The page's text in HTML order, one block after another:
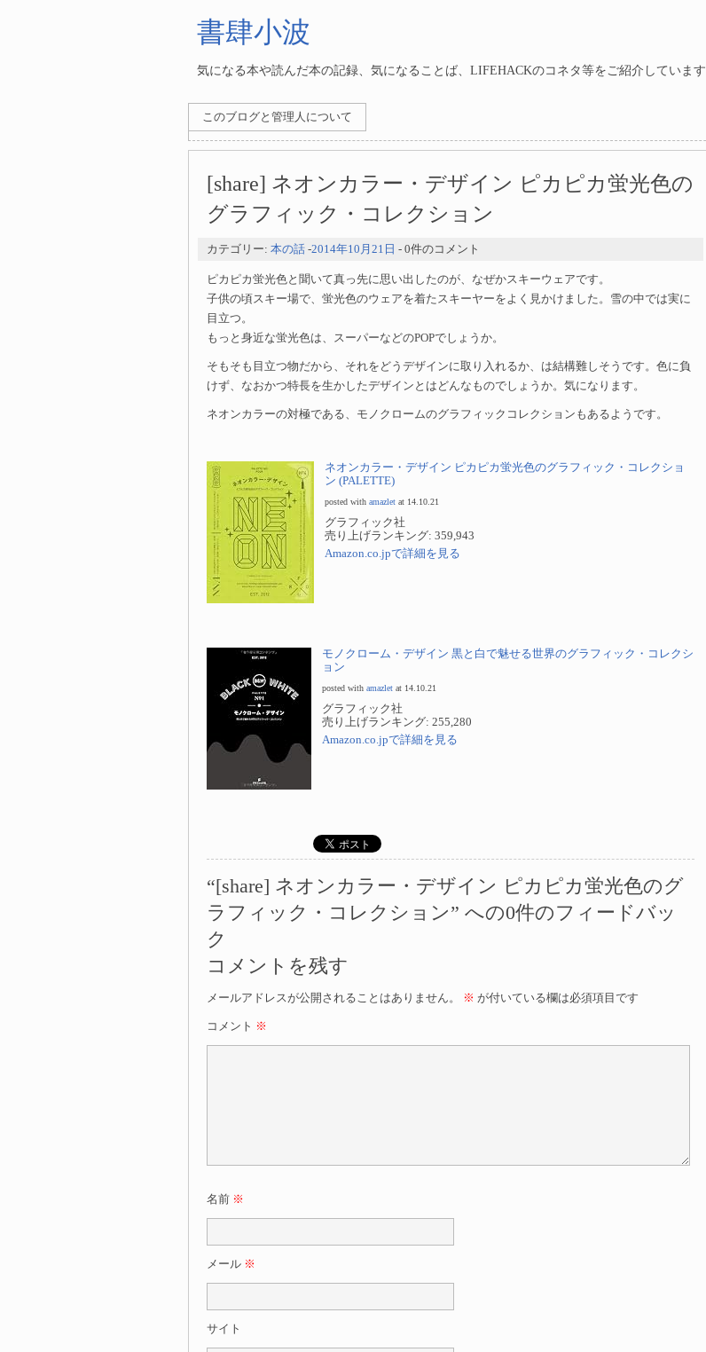
書肆小波
気になる本や読んだ本の記録、気になることば、LIFEHACKのコネタ等をご紹介しています
このブログと管理人について
[share] ネオンカラー・デザイン ピカピカ蛍光色の
グラフィック・コレクション
カテゴリー: 本の話 -2014年10月21日 - 0件のコメント
ピカピカ蛍光色と聞いて真っ先に思い出したのが、なぜかスキーウェアです。
子供の頃スキー場で、蛍光色のウェアを着たスキーヤーをよく見かけました。雪の中では実に
目立つ。
もっと身近な蛍光色は、スーパーなどのPOPでしょうか。
そもそも目立つ物だから、それをどうデザインに取り入れるか、は結構難しそうです。色に負
けず、なおかつ特長を生かしたデザインとはどんなものでしょうか。気になります。
ネオンカラーの対極である、モノクロームのグラフィックコレクションもあるようです。
ネオンカラー・デザイン ピカピカ蛍光色のグラフィック・コレクショ
ン (PALETTE)
posted with amazlet at 14.10.21
グラフィック社
売り上げランキング: 359,943
Amazon.co.jpで詳細を見る
モノクローム・デザイン 黒と白で魅せる世界のグラフィック・コレクシ
ョン
posted with amazlet at 14.10.21
グラフィック社
売り上げランキング: 255,280
Amazon.co.jpで詳細を見る
“[share] ネオンカラー・デザイン ピカピカ蛍光色のグ
ラフィック・コレクション” への0件のフィードバッ
ク
コメントを残す
メールアドレスが公開されることはありません。 ※ が付いている欄は必須項目です
コメント ※
名前 ※
メール ※
サイト